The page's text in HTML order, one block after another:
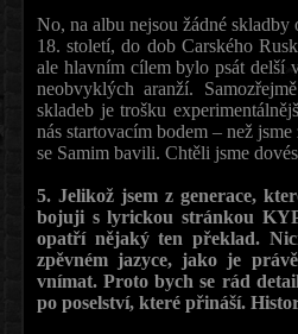
No, na albu nejsou žádné
18. století, do dob Carského
ale hlavním cílem bylo psát delší
neobvyklých aranží.
skladeb je trošku
nás startovacím bodem – než
se Samim bavili. Chtěli jsme
5. Jelikož jsem z generace,
bojuji s lyrickou stránkou
opatří nějaký ten překlad.
zpěvném jazyce, jako je
vnímat. Proto bych se rád
po poselství, které přináší.